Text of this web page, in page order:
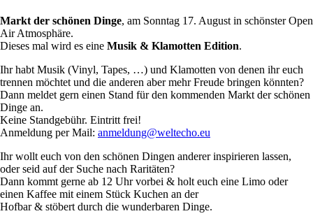
Markt der schönen Dinge, am Sonntag 17. August in schönster Open
Air Atmosphäre.
Dieses mal wird es eine Musik & Klamotten Edition.
Ihr habt Musik (Vinyl, Tapes, …) und Klamotten von denen ihr euch
trennen möchtet und die anderen aber mehr Freude bringen könnten?
Dann meldet gern einen Stand für den kommenden Markt der schönen
Dinge an.
Keine Standgebühr. Eintritt frei!
Anmeldung per Mail: anmeldung@weltecho.eu
Ihr wollt euch von den schönen Dingen anderer inspirieren lassen,
oder seid auf der Suche nach Raritäten?
Dann kommt gerne ab 12 Uhr vorbei & holt euch eine Limo oder
einen Kaffee mit einem Stück Kuchen an der
Hofbar & stöbert durch die wunderbaren Dinge.